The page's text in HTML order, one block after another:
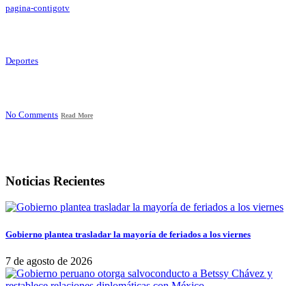
pagina-contigotv
Deportes
No Comments Read More
Noticias Recientes
Gobierno plantea trasladar la mayoría de feriados a los viernes
7 de agosto de 2026